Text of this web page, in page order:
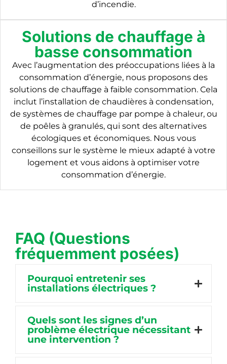
d’incendie.
Solutions de chauffage à
basse consommation
Avec l’augmentation des préoccupations liées à la
consommation d’énergie, nous proposons des
solutions de chauffage à faible consommation. Cela
inclut l’installation de chaudières à condensation,
de systèmes de chauffage par pompe à chaleur, ou
de poêles à granulés, qui sont des alternatives
écologiques et économiques. Nous vous
conseillons sur le système le mieux adapté à votre
logement et vous aidons à optimiser votre
consommation d’énergie.
FAQ (Questions
fréquemment posées)
Pourquoi entretenir ses
installations électriques ?
Quels sont les signes d’un
problème électrique nécessitant
une intervention ?